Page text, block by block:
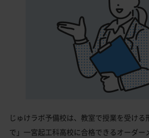
じゅけラボ予備校は、教室で授業を受ける
で」一宮起工科高校に合格できるオーダー